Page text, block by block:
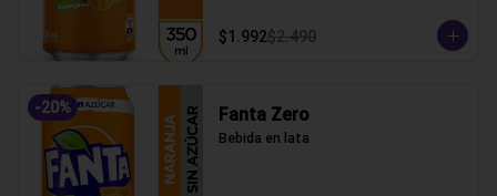
$1.992$2.490
-20% Fanta Zero
Bebida en lata